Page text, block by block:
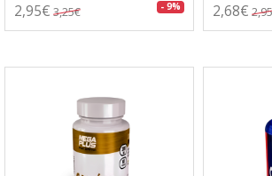
2,95€ 3,25€ - 9% 2,68€